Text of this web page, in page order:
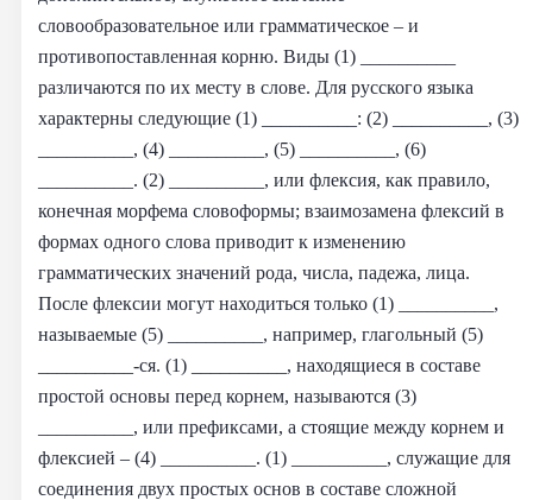
словообразовательное или грамматическое – и
противопоставленная корню. Виды (1) __________
различаются по их месту в слове. Для русского языка
характерны следующие (1) __________: (2) __________, (3)
__________, (4) __________, (5) __________, (6)
__________. (2) __________, или флексия, как правило,
конечная морфема словоформы; взаимозамена флексий в
формах одного слова приводит к изменению
грамматических значений рода, числа, падежа, лица.
После флексии могут находиться только (1) __________,
называемые (5) __________, например, глагольный (5)
__________-ся. (1) __________, находящиеся в составе
простой основы перед корнем, называются (3)
__________, или префиксами, а стоящие между корнем и
флексией – (4) __________. (1) __________, служащие для
соединения двух простых основ в составе сложной